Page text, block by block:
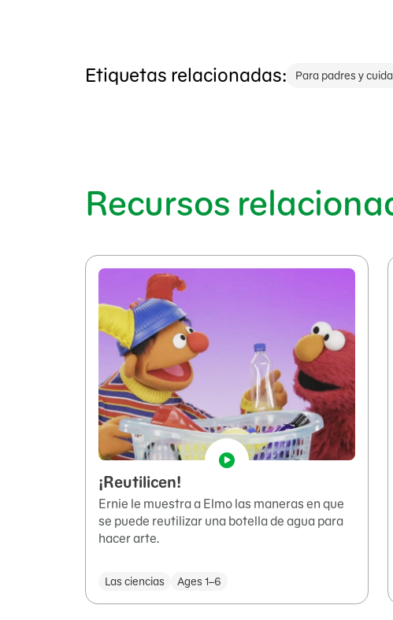
Etiquetas relacionadas: Para padres y
Recursos
¡Reutilicen!
Ernie le muestra a Elmo las maneras en que
se puede reutilizar una botella de agua para
hacer arte.
Las ciencias Ages 1–6